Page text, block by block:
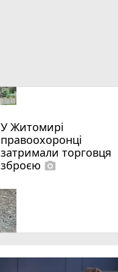
У Житомирі
правоохоронці
затримали торговця
зброєю photo_camera